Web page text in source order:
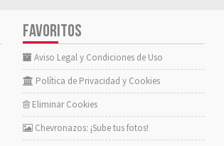
FAVORITOS
Aviso Legal y Condiciones de Uso
Política de Privacidad y Cookies
Eliminar Cookies
Chevronazos: ¡Sube tus fotos!